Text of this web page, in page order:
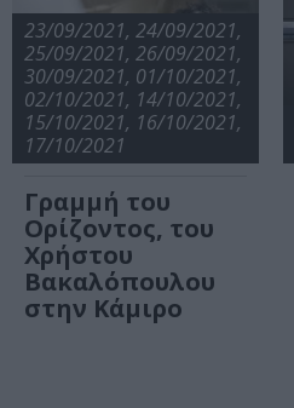
23/09/2021, 24/09/2021,
25/09/2021, 26/09/2021,
30/09/2021, 01/10/2021,
02/10/2021, 14/10/2021,
15/10/2021, 16/10/2021,
17/10/2021
Γραμμή του
Ορίζοντος, του
Χρήστου
Βακαλόπουλου
στην Κάμιρο